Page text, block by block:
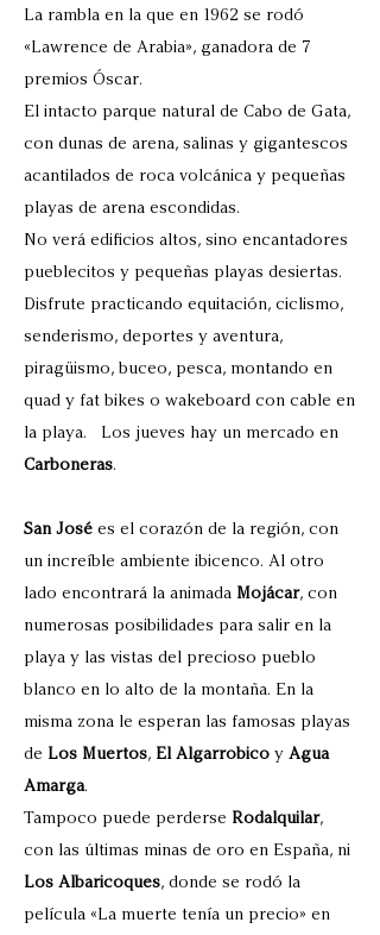
La rambla en la que en 1962 se rodó
«Lawrence de Arabia», ganadora de 7
premios Óscar.
El intacto parque natural de Cabo de Gata,
con dunas de arena, salinas y gigantescos
acantilados de roca volcánica y pequeñas
playas de arena escondidas.
No verá edificios altos, sino encantadores
pueblecitos y pequeñas playas desiertas.
Disfrute practicando equitación, ciclismo,
senderismo, deportes y aventura,
piragüismo, buceo, pesca, montando en
quad y fat bikes o wakeboard con cable en
la playa. Los jueves hay un mercado en
Carboneras.
San José es el corazón de la región, con
un increíble ambiente ibicenco. Al otro
lado encontrará la animada Mojácar, con
numerosas posibilidades para salir en la
playa y las vistas del precioso pueblo
blanco en lo alto de la montaña. En la
misma zona le esperan las famosas playas
de Los Muertos, El Algarrobico y Agua
Amarga.
Tampoco puede perderse Rodalquilar,
con las últimas minas de oro en España, ni
Los Albaricoques, donde se rodó la
película «La muerte tenía un precio» en